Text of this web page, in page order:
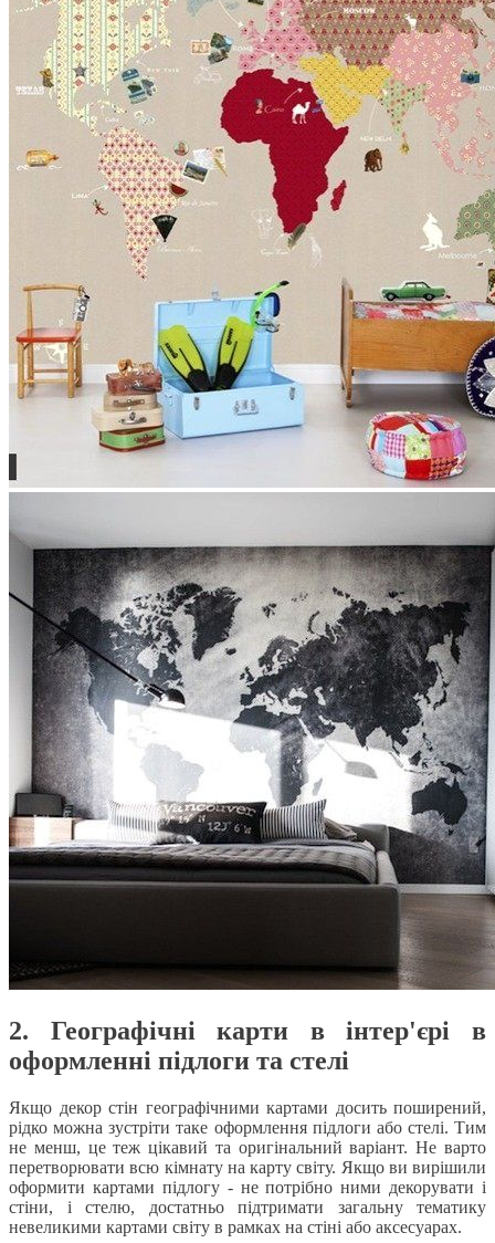
2. Географічні карти в інтер'єрі в
оформленні підлоги та стелі
Якщо декор стін географічними картами досить поширений,
рідко можна зустріти таке оформлення підлоги або стелі. Тим
не менш, це теж цікавий та оригінальний варіант. Не варто
перетворювати всю кімнату на карту світу. Якщо ви вирішили
оформити картами підлогу - не потрібно ними декорувати і
стіни, і стелю, достатньо підтримати загальну тематику
невеликими картами світу в рамках на стіні або аксесуарах.